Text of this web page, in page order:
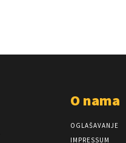
O nama
OGLAŠAVANJE
IMPRESSUM